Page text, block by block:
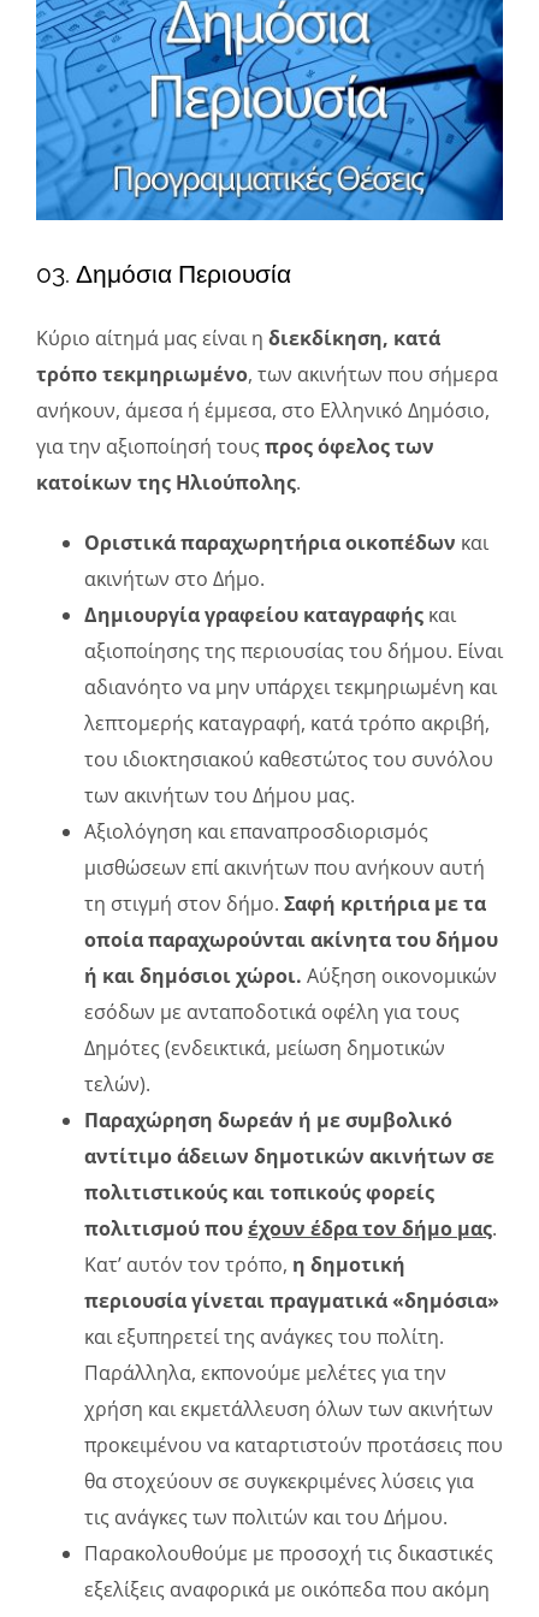
Φάκελοι
Νέα – Ανακοινώσεις
Αναζήτηση
για:
εικόνας
03. Δημόσια Περιουσία
Κύριο αίτημά μας είναι η διεκδίκηση, κατά
τρόπο τεκμηριωμένο, των ακινήτων που σήμερα
ανήκουν, άμεσα ή έμμεσα, στο Ελληνικό Δημόσιο,
για την αξιοποίησή τους προς όφελος των
κατοίκων της Ηλιούπολης.
Οριστικά παραχωρητήρια οικοπέδων και
ακινήτων στο Δήμο.
Δημιουργία γραφείου καταγραφήςκαι
αξιοποίησης της περιουσίας του δήμου. Είναι
αδιανόητο να μην υπάρχει τεκμηριωμένη και
λεπτομερής καταγραφή, κατά τρόπο ακριβή,
του ιδιοκτησιακού καθεστώτος του συνόλου
των ακινήτων του Δήμου μας.
Αξιολόγηση και επαναπροσδιορισμός
μισθώσεων επί ακινήτων που ανήκουν αυτή
τη στιγμή στον δήμο. Σαφή κριτήρια με τα
οποία παραχωρούνται ακίνητα του δήμου
ή και δημόσιοι χώροι. Αύξηση οικονομικών
εσόδων με ανταποδοτικά οφέλη για τους
Δημότες (ενδεικτικά, μείωση δημοτικών
τελών).
Παραχώρηση δωρεάν ή με συμβολικό
αντίτιμο άδειων δημοτικών ακινήτων σε
πολιτιστικούς και τοπικούς φορείς
πολιτισμού πουέχουν έδρα τον δήμο μας.
Κατ’ αυτόν τον τρόπο, η δημοτική
περιουσία γίνεται πραγματικά «δημόσια»
και εξυπηρετεί της ανάγκες του πολίτη.
Παράλληλα, εκπονούμε μελέτες για την
χρήση και εκμετάλλευση όλων των ακινήτων
προκειμένου να καταρτιστούν προτάσεις που
θα στοχεύουν σε συγκεκριμένες λύσεις για
τις ανάγκες των πολιτών και του Δήμου.
Παρακολουθούμε με προσοχή τις δικαστικές
εξελίξεις αναφορικά με οικόπεδα που ακόμη